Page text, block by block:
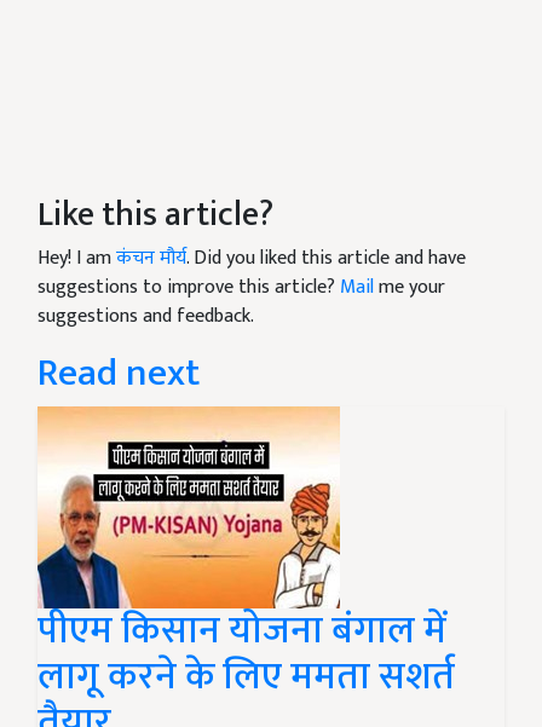
Like this article?
Hey! I amकंचन मौर्य. Did you liked this article and have
suggestions to improve this article? Mailme your
suggestions and feedback.
Read next
पीएम किसान योजना बंगाल में
लागू करने के लिए ममता सशर्त